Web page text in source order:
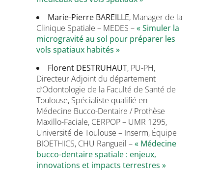
Marie-Pierre BAREILLE, Manager de la
Clinique Spatiale – MEDES –« Simuler la
microgravité au sol pour préparer les
vols spatiaux habités »
Florent DESTRUHAUT, PU-PH,
Directeur Adjoint du département
d’Odontologie de la Faculté de Santé de
Toulouse, Spécialiste qualifié en
Médecine Bucco-Dentaire / Prothèse
Maxillo-Faciale, CERPOP – UMR 1295,
Université de Toulouse – Inserm, Équipe
BIOETHICS, CHU Rangueil –« Médecine
bucco-dentaire spatiale : enjeux,
innovations et impacts terrestres »